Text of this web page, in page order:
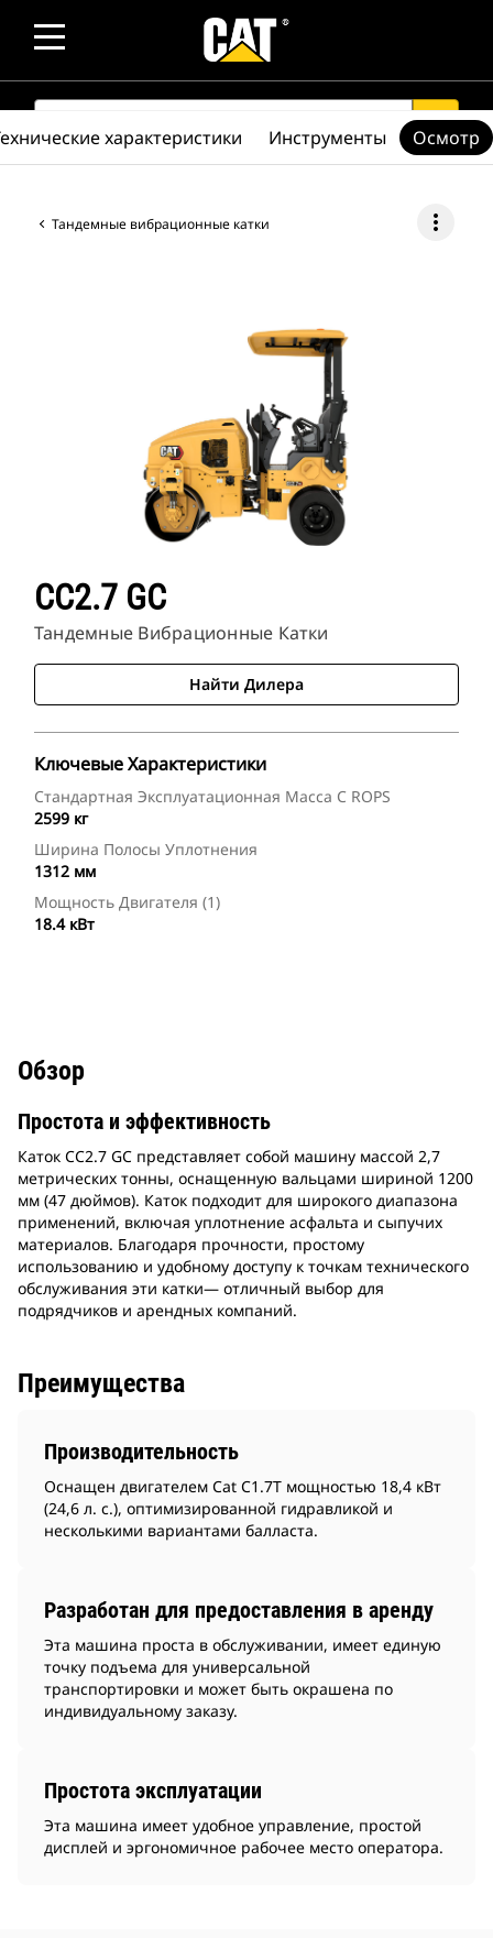
SEARCH search
Тандемные вибрационные катки more_vert
CC2.7 GC
Тандемные Вибрационные Катки
Найти Дилера
Ключевые Характеристики
Стандартная Эксплуатационная Масса С ROPS
2599 кг
Ширина Полосы Уплотнения
1312 мм
Мощность Двигателя (1)
18.4 кВт
характеристики Инструменты Осмотр
Обзор
Простота и эффективность
Каток CC2.7 GC представляет собой машину массой 2,7
метрических тонны, оснащенную вальцами шириной 1200
мм (47 дюймов). Каток подходит для широкого диапазона
применений, включая уплотнение асфальта и сыпучих
материалов. Благодаря прочности, простому
использованию и удобному доступу к точкам технического
обслуживания эти катки— отличный выбор для
подрядчиков и арендных компаний.
Преимущества
Производительность
Оснащен двигателем Cat C1.7T мощностью 18,4 кВт
(24,6 л. с.), оптимизированной гидравликой и
несколькими вариантами балласта.
Разработан для предоставления в аренду
Эта машина проста в обслуживании, имеет единую
точку подъема для универсальной
транспортировки и может быть окрашена по
индивидуальному заказу.
Простота эксплуатации
Эта машина имеет удобное управление, простой
дисплей и эргономичное рабочее место оператора.